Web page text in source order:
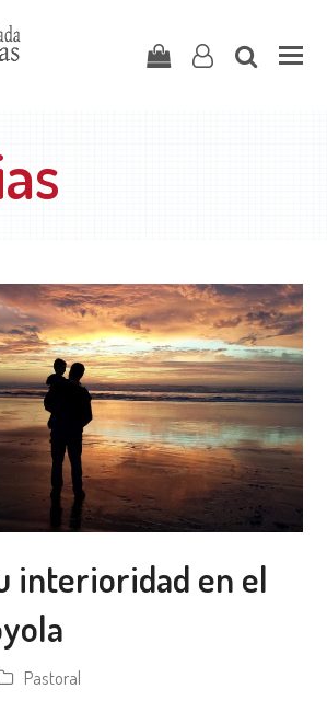
Carritouser-search
interioridad en el
Pastoral